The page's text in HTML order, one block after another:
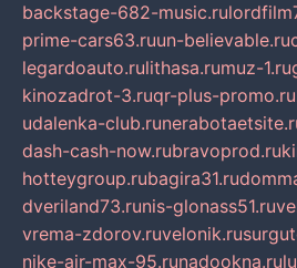
backstage-682-music.ru
prime-cars63.ruun-believable.ru
legardoauto.rulithasa.rumuz-1.ru
kinozadrot-3.ruqr-plus-promo.ru
udalenka-club.ru
dash-cash-now.rubravoprod.ru
hotteygroup.rubagira31.ru
dveriland73.runis-glonass51.ru
vrema-zdorov.ruvelonik.ru
nike-air-max-95.runadookna.ru